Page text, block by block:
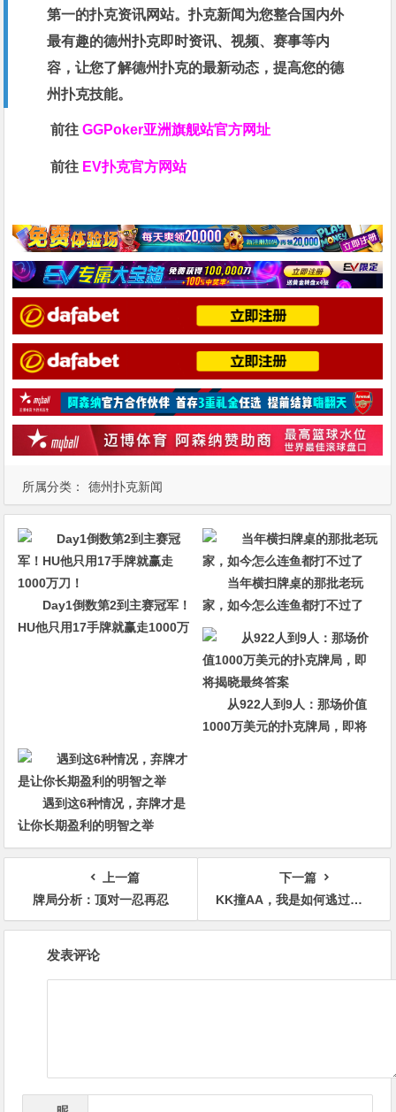
所属分类： 德州扑克新闻
第一的扑克资讯网站。扑克新闻为您整合国内外
最有趣的德州扑克即时资讯、视频、赛事等内
容，让您了解德州扑克的最新动态，提高您的德
州扑克技能。
前往GGPoker亚洲旗舰站官方网址
前往 EV扑克官方网站
Day1倒数第2到主赛冠军！
HU他只用17手牌就赢走1000万
当年横扫牌桌的那批老玩
家，如今怎么连鱼都打不过了
从922人到9人：那场价值
1000万美元的扑克牌局，即将
遇到这6种情况，弃牌才是
让你长期盈利的明智之举
上一篇
牌局分析：顶对一忍再忍
下一篇
KK撞AA，我是如何逃过这手冤家牌的
发表评论